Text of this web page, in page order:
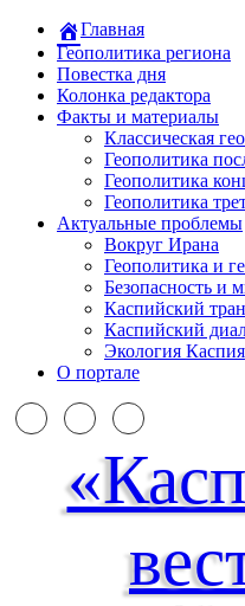
Главная
Геополитика региона
Повестка дня
Колонка редактора
Факты и материалы
Классическая
Геополитика
Геополитика
Геополитика
Актуальные проблемы
Вокруг Ирана
Геополитика и
Безопасность и
Каспийский
Каспийский
Экология Каспия
О портале